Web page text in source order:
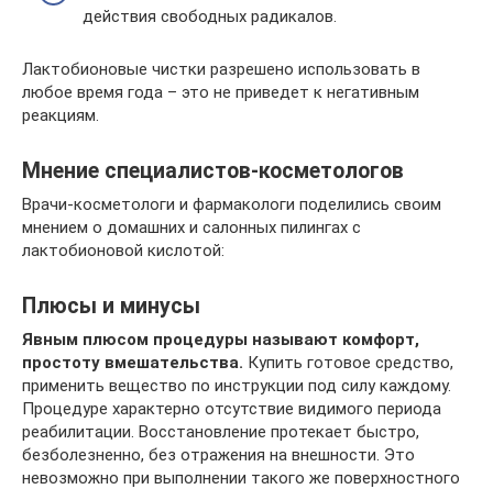
действия свободных радикалов.
Лактобионовые чистки разрешено использовать в
любое время года – это не приведет к негативным
реакциям.
Мнение специалистов-косметологов
Врачи-косметологи и фармакологи поделились своим
мнением о домашних и салонных пилингах с
лактобионовой кислотой:
Плюсы и минусы
Явным плюсом процедуры называют комфорт,
простоту вмешательства. Купить готовое средство,
применить вещество по инструкции под силу каждому.
Процедуре характерно отсутствие видимого периода
реабилитации. Восстановление протекает быстро,
безболезненно, без отражения на внешности. Это
невозможно при выполнении такого же поверхностного